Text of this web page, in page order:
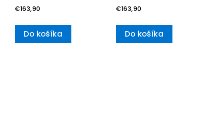
€163,90
Do košíka
€163,90
Do košíka